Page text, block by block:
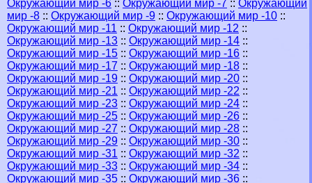
Окружающий мир -6 :: Окружающий мир -7 :: Окружающий
мир -8 :: Окружающий мир -9 :: Окружающий мир -10 ::
Окружающий мир -11 :: Окружающий мир -12 ::
Окружающий мир -13 :: Окружающий мир -14 ::
Окружающий мир -15 :: Окружающий мир -16 ::
Окружающий мир -17 :: Окружающий мир -18 ::
Окружающий мир -19 :: Окружающий мир -20 ::
Окружающий мир -21 :: Окружающий мир -22 ::
Окружающий мир -23 :: Окружающий мир -24 ::
Окружающий мир -25 :: Окружающий мир -26 ::
Окружающий мир -27 :: Окружающий мир -28 ::
Окружающий мир -29 :: Окружающий мир -30 ::
Окружающий мир -31 :: Окружающий мир -32 ::
Окружающий мир -33 :: Окружающий мир -34 ::
Окружающий мир -35 :: Окружающий мир -36 ::